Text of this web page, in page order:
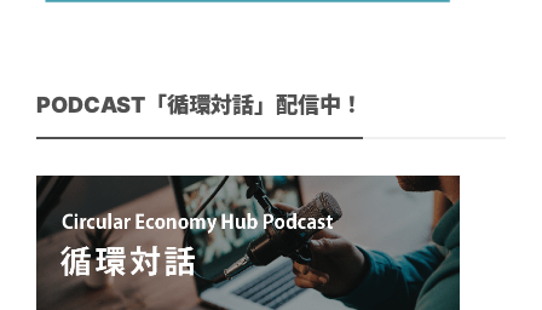
PODCAST「循環対話」配信中！